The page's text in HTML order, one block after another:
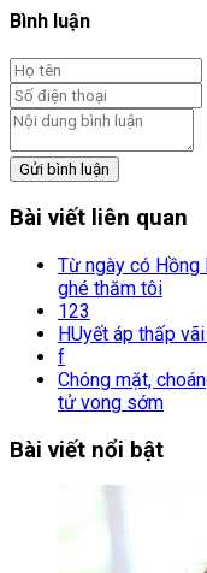
Bình luận
Gửi bình luận
Bài viết liên quan
Từ ngày có Hồng
ghé thăm tôi
123
HUyết áp thấp
f
Chóng mặt,
tử vong sớm
Bài viết nổi bật